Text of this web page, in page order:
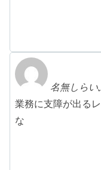
名無しらい
業務に支障が出る
な